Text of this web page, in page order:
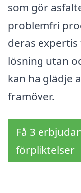
som gör
problemfri
deras
lösning utan
kan ha glädje
framöver.
Få 3
förpliktelser